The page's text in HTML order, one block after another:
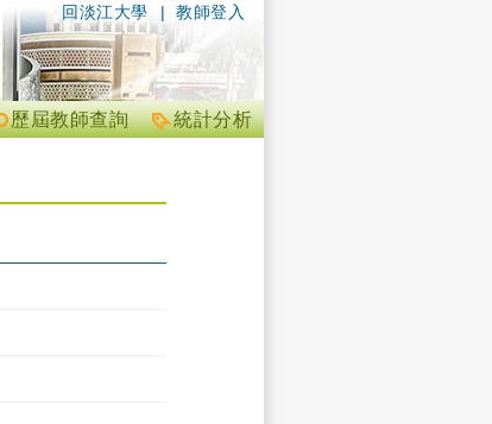
| 教師登入
回淡江大學
統計分析
歷屆教師查詢